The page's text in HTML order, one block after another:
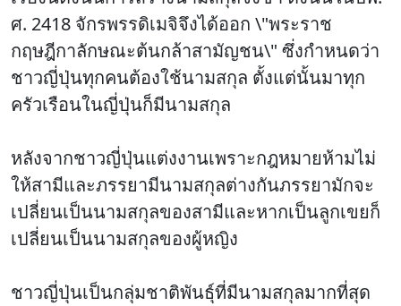
ศ. 2418 จักรพรรดิเมจิจึงได้ออก \"พระราช
กฤษฎีกาลักษณะต้นกล้าสามัญชน\" ซึ่งกําหนดว่า
ชาวญี่ปุ่นทุกคนต้องใช้นามสกุล ตั้งแต่นั้นมาทุก
ครัวเรือนในญี่ปุ่นก็มีนามสกุล
หลังจากชาวญี่ปุ่นแต่งงานเพราะกฎหมายห้ามไม่
ให้สามีและภรรยามีนามสกุลต่างกันภรรยามักจะ
เปลี่ยนเป็นนามสกุลของสามีและหากเป็นลูกเขยก็
เปลี่ยนเป็นนามสกุลของผู้หญิง
ชาวญี่ปุ่นเป็นกลุ่มชาติพันธุ์ที่มีนามสกุลมากที่สุด